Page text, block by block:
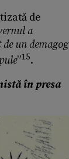
de
a
un demagog
”15.
în presa